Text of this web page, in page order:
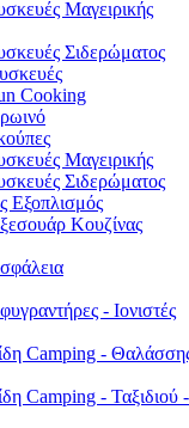
Μαγειρικής
Σιδερώματος
Cooking
Μαγειρικής
Σιδερώματος
Εξοπλισμός
Κουζίνας
- Ιονιστές
Camping -
Camping -